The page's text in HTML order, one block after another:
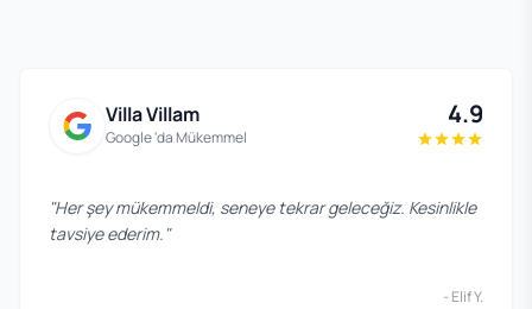
Villa Villam
Google 'da Mükemmel
4.9
"Her şey mükemmeldi, seneye tekrar geleceğiz. Kesinlikle
tavsiye ederim. "
- Elif Y.